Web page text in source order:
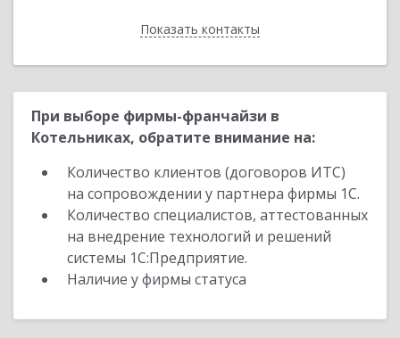
Показать контакты
Назад
При выборе фирмы-франчайзи в
Котельниках, обратите внимание на:
Количество клиентов (договоров ИТС)
на сопровождении у партнера фирмы 1С.
Количество специалистов, аттестованных
на внедрение технологий и решений
системы 1С:Предприятие.
Наличие у фирмы статуса